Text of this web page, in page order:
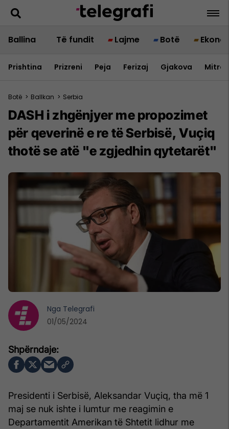
Ballina Të fundit Lajme Botë
Prishtina Prizreni Peja Ferizaj Gjakova
Botë > Ballkan > Serbia
DASH i zhgënjyer me propozimet
për qeverinë e re të Serbisë, Vuçiq
thotë se atë "e zgjedhin qytetarët"
Presidenti i Serbisë, Aleksandar Vuçiq, tha më 1
maj se nuk ishte i lumtur me reagimin e
Departamentit Amerikan të Shtetit lidhur me
Nga Telegrafi
01/05/2024